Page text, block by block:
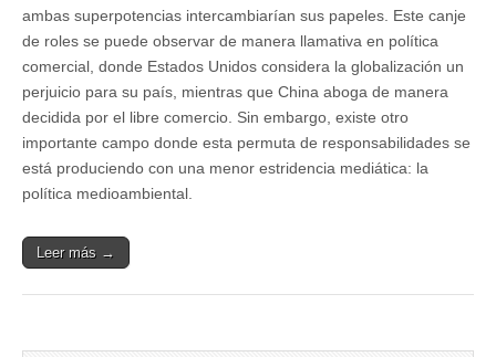
ambas superpotencias intercambiarían sus papeles. Este canje
de roles se puede observar de manera llamativa en política
comercial, donde Estados Unidos considera la globalización un
perjuicio para su país, mientras que China aboga de manera
decidida por el libre comercio. Sin embargo, existe otro
importante campo donde esta permuta de responsabilidades se
está produciendo con una menor estridencia mediática: la
política medioambiental.
Leer más →